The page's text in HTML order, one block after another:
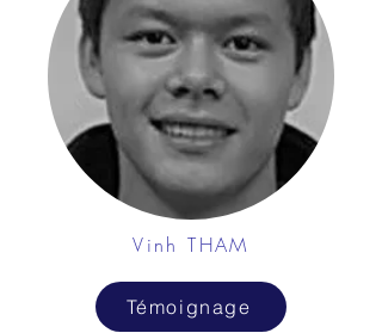
Vinh THAM
Témoignage